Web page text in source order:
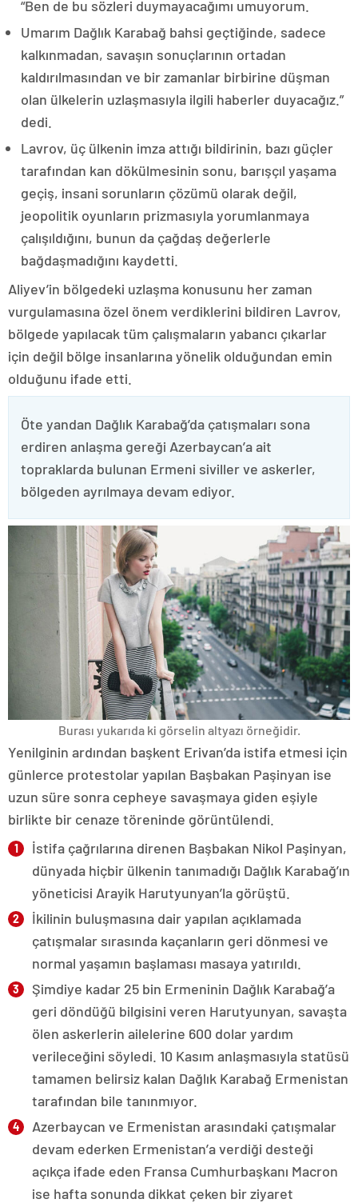
“Ben de bu sözleri duymayacağımı umuyorum.
Umarım Dağlık Karabağ bahsi geçtiğinde, sadece
kalkınmadan, savaşın sonuçlarının ortadan
kaldırılmasından ve bir zamanlar birbirine düşman
olan ülkelerin uzlaşmasıyla ilgili haberler duyacağız.”
dedi.
Lavrov, üç ülkenin imza attığı bildirinin, bazı güçler
tarafından kan dökülmesinin sonu, barışçıl yaşama
geçiş, insani sorunların çözümü olarak değil,
jeopolitik oyunların prizmasıyla yorumlanmaya
çalışıldığını, bunun da çağdaş değerlerle
bağdaşmadığını kaydetti.
Aliyev’in bölgedeki uzlaşma konusunu her zaman
vurgulamasına özel önem verdiklerini bildiren Lavrov,
bölgede yapılacak tüm çalışmaların yabancı çıkarlar
için değil bölge insanlarına yönelik olduğundan emin
olduğunu ifade etti.
Öte yandan Dağlık Karabağ’da çatışmaları sona
erdiren anlaşma gereği Azerbaycan’a ait
topraklarda bulunan Ermeni siviller ve askerler,
bölgeden ayrılmaya devam ediyor.
Burası yukarıda ki görselin altyazı örneğidir.
Yenilginin ardından başkent Erivan’da istifa etmesi için
günlerce protestolar yapılan Başbakan Paşinyan ise
uzun süre sonra cepheye savaşmaya giden eşiyle
birlikte bir cenaze töreninde görüntülendi.
İstifa çağrılarına direnen Başbakan Nikol Paşinyan,
dünyada hiçbir ülkenin tanımadığı Dağlık Karabağ’ın
yöneticisi Arayik Harutyunyan’la görüştü.
İkilinin buluşmasına dair yapılan açıklamada
çatışmalar sırasında kaçanların geri dönmesi ve
normal yaşamın başlaması masaya yatırıldı.
Şimdiye kadar 25 bin Ermeninin Dağlık Karabağ’a
geri döndüğü bilgisini veren Harutyunyan, savaşta
ölen askerlerin ailelerine 600 dolar yardım
verileceğini söyledi. 10 Kasım anlaşmasıyla statüsü
tamamen belirsiz kalan Dağlık Karabağ Ermenistan
tarafından bile tanınmıyor.
Azerbaycan ve Ermenistan arasındaki çatışmalar
devam ederken Ermenistan’a verdiği desteği
açıkça ifade eden Fransa Cumhurbaşkanı Macron
ise hafta sonunda dikkat çeken bir ziyaret